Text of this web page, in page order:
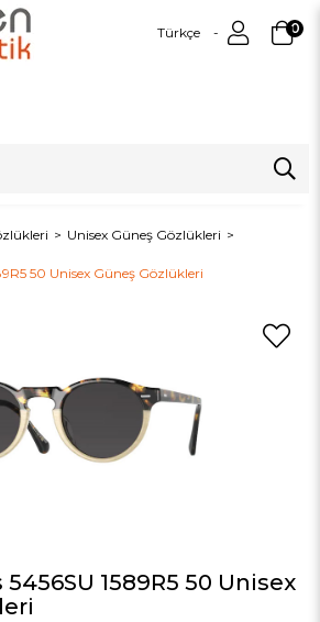
Türkçe 0
Unisex Güneş Gözlükleri
50 Unisex Güneş Gözlükleri
1589R5 50 Unisex